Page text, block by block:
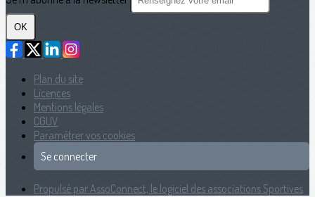
OK
Plan du site
Licences
Mentions légales
CGUV
Paramétrer vos cookies
Se connecter
Propulsé par AssoConnect, le logiciel des associations Sportives